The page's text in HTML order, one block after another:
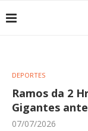
DEPORTES
Ramos da 2
Gigantes
07/07/2026